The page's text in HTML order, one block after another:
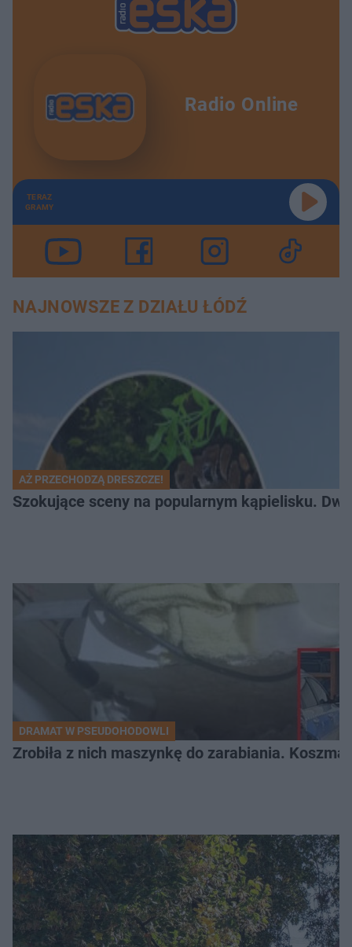
Radio Online
TERAZ
GRAMY
NAJNOWSZE Z DZIAŁU ŁÓDŹ
AŻ PRZECHODZĄ DRESZCZE!
Szokujące sceny na popularnym kąpielisku.
DRAMAT W PSEUDOHODOWLI
Zrobiła z nich maszynkę do zarabiania.